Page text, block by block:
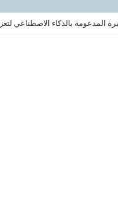
المدعومة بالذكاء الاصطناعي